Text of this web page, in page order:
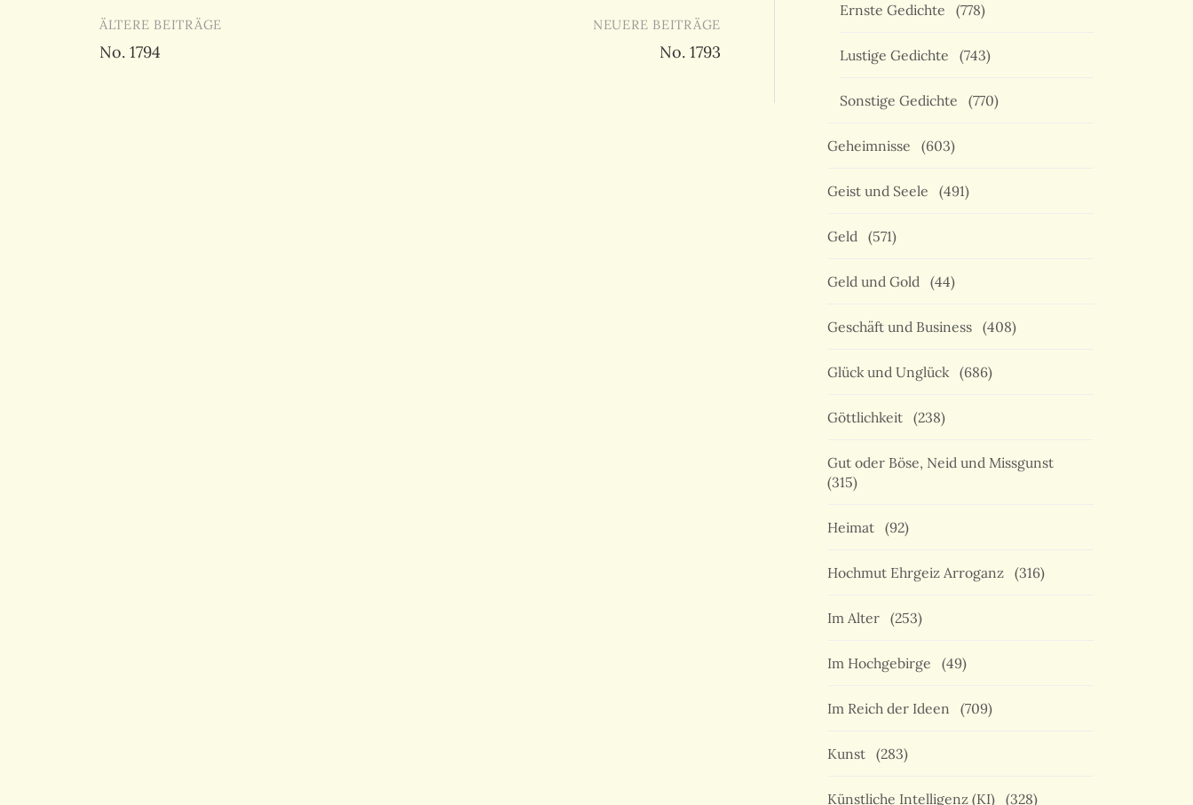
Beitragsnavigation
ÄLTERE BEITRÄGE
No. 1794
NEUERE BEITRÄGE
No. 1793
Ernste Gedichte (778)
Lustige Gedichte (743)
Sonstige Gedichte (770)
Geheimnisse (603)
Geist und Seele (491)
Geld (571)
Geld und Gold (44)
Geschäft und Business (408)
Glück und Unglück (686)
Göttlichkeit (238)
Gut oder Böse, Neid und Missgunst
(315)
Heimat (92)
Hochmut Ehrgeiz Arroganz (316)
Im Alter (253)
Im Hochgebirge (49)
Im Reich der Ideen (709)
Kunst (283)
Künstliche Intelligenz (KI) (328)